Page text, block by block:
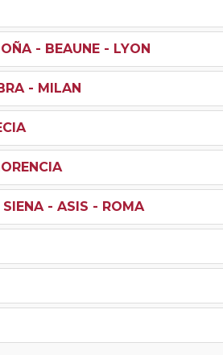
- BEAUNE - LYON
- MILAN
- ASIS - ROMA